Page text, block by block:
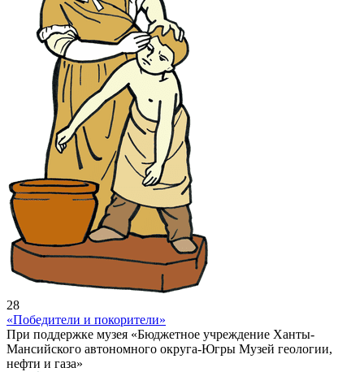
28
«Победители и покорители»
При поддержке музея «Бюджетное учреждение Ханты-
Мансийского автономного округа-Югры Музей геологии,
нефти и газа»